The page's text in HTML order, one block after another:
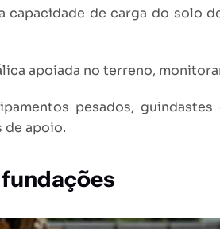
capacidade de carga do solo
apoiada no terreno,
pesados,
de apoio.